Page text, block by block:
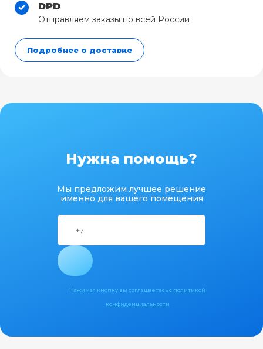
DPD
Отправляем заказы по всей России
Подробнее о доставке
Нужна помощь?
Мы предложим лучшее решение
именно для вашего помещения
Нажимая кнопку вы соглашаетесь с политикой
конфиденциальности